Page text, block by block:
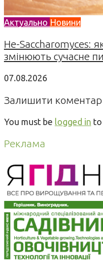
Актуально Новини
Не-Saccharomyces:
змінюють сучасне
07.08.2026
Залишити коментар
You must be logged in to
Реклама